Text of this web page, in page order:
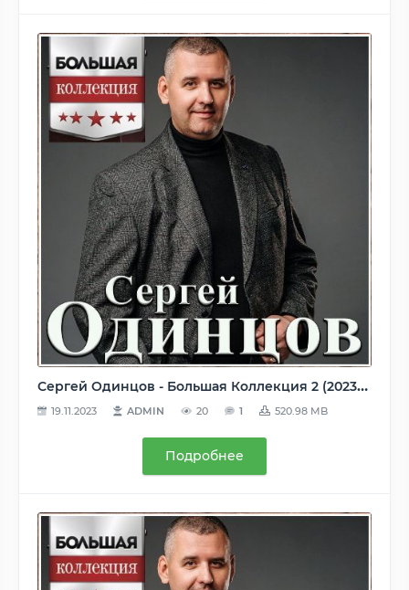
Сергей Одинцов - Большая Коллекция 2 (2023) MP3
19.11.2023 ADMIN 20 1 520.98 MB
Подробнее